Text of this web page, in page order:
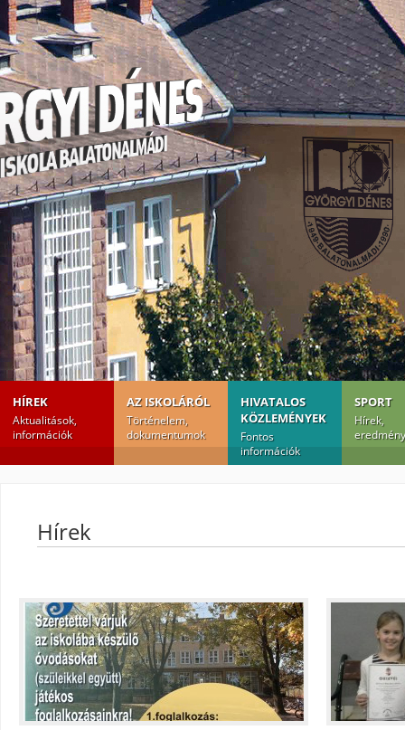
HÍREK
Aktualitások,
információk
AZ ISKOLÁRÓL
Történelem,
dokumentumok
HIVATALOS
KÖZLEMÉNYEK
Fontos
információk
SPORT
Hírek,
Hírek